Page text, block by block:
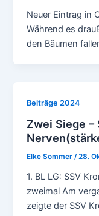
Neuer Eintrag in
Während es
den Bäumen
Beiträge 2024
Zwei Siege –
Elke Sommer/28.
1. BL LG: SSV
zweimal Am
zeigte der SSV